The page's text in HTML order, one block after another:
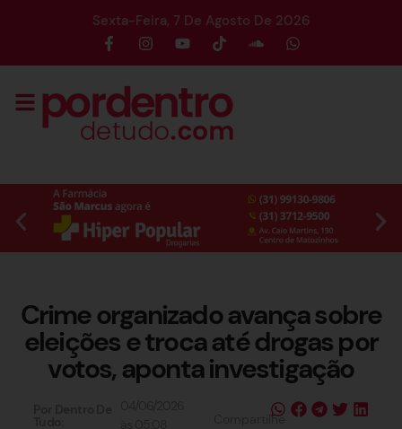
Sexta-Feira, 7 De Agosto De 2026
Crime organizado avança sobre
eleições e troca até drogas por
votos, aponta investigação
Compartilhe